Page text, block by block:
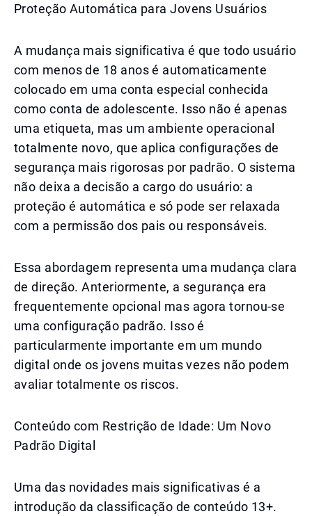
Proteção Automática para Jovens Usuários
A mudança mais significativa é que todo usuário
com menos de 18 anos é automaticamente
colocado em uma conta especial conhecida
como conta de adolescente. Isso não é apenas
uma etiqueta, mas um ambiente operacional
totalmente novo, que aplica configurações de
segurança mais rigorosas por padrão. O sistema
não deixa a decisão a cargo do usuário: a
proteção é automática e só pode ser relaxada
com a permissão dos pais ou responsáveis.
Essa abordagem representa uma mudança clara
de direção. Anteriormente, a segurança era
frequentemente opcional mas agora tornou-se
uma configuração padrão. Isso é
particularmente importante em um mundo
digital onde os jovens muitas vezes não podem
avaliar totalmente os riscos.
Conteúdo com Restrição de Idade: Um Novo
Padrão Digital
Uma das novidades mais significativas é a
introdução da classificação de conteúdo 13+.